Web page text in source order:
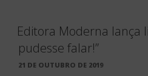
Editora Moderna lança
pudesse falar!”
PUBLICADO
21 DE OUTUBRO DE 2019